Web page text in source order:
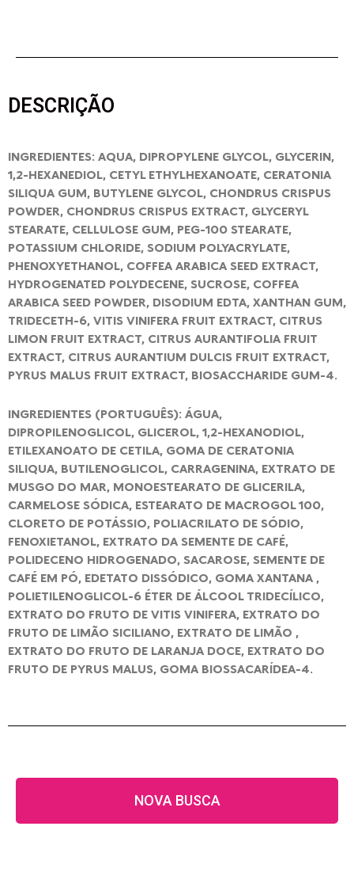
DESCRIÇÃO
INGREDIENTES: AQUA, DIPROPYLENE GLYCOL, GLYCERIN,
1,2-HEXANEDIOL, CETYL ETHYLHEXANOATE, CERATONIA
SILIQUA GUM, BUTYLENE GLYCOL, CHONDRUS CRISPUS
POWDER, CHONDRUS CRISPUS EXTRACT, GLYCERYL
STEARATE, CELLULOSE GUM, PEG-100 STEARATE,
POTASSIUM CHLORIDE, SODIUM POLYACRYLATE,
PHENOXYETHANOL, COFFEA ARABICA SEED EXTRACT,
HYDROGENATED POLYDECENE, SUCROSE, COFFEA
ARABICA SEED POWDER, DISODIUM EDTA, XANTHAN GUM,
TRIDECETH-6, VITIS VINIFERA FRUIT EXTRACT, CITRUS
LIMON FRUIT EXTRACT, CITRUS AURANTIFOLIA FRUIT
EXTRACT, CITRUS AURANTIUM DULCIS FRUIT EXTRACT,
PYRUS MALUS FRUIT EXTRACT, BIOSACCHARIDE GUM-4.
INGREDIENTES (PORTUGUÊS): ÁGUA,
DIPROPILENOGLICOL, GLICEROL, 1,2-HEXANODIOL,
ETILEXANOATO DE CETILA, GOMA DE CERATONIA
SILIQUA, BUTILENOGLICOL, CARRAGENINA, EXTRATO DE
MUSGO DO MAR, MONOESTEARATO DE GLICERILA,
CARMELOSE SÓDICA, ESTEARATO DE MACROGOL 100,
CLORETO DE POTÁSSIO, POLIACRILATO DE SÓDIO,
FENOXIETANOL, EXTRATO DA SEMENTE DE CAFÉ,
POLIDECENO HIDROGENADO, SACAROSE, SEMENTE DE
CAFÉ EM PÓ, EDETATO DISSÓDICO, GOMA XANTANA ,
POLIETILENOGLICOL-6 ÉTER DE ÁLCOOL TRIDECÍLICO,
EXTRATO DO FRUTO DE VITIS VINIFERA, EXTRATO DO
FRUTO DE LIMÃO SICILIANO, EXTRATO DE LIMÃO ,
EXTRATO DO FRUTO DE LARANJA DOCE, EXTRATO DO
FRUTO DE PYRUS MALUS, GOMA BIOSSACARÍDEA-4.
NOVA BUSCA